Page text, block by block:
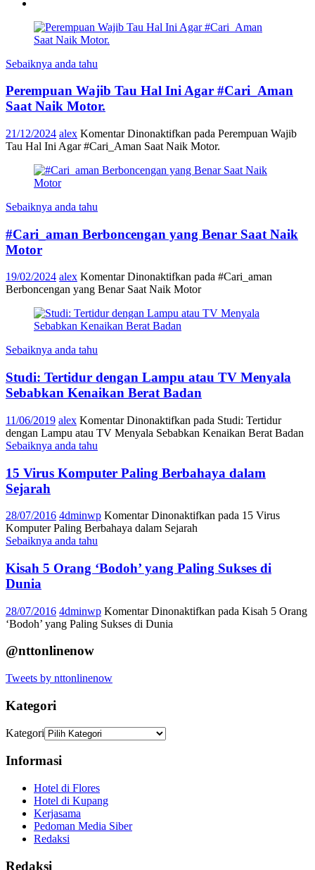
Sebaiknya anda tahu
Perempuan Wajib Tau Hal Ini Agar #Cari_Aman
Saat Naik Motor.
21/12/2024 alex Komentar Dinonaktifkan pada Perempuan Wajib
Tau Hal Ini Agar #Cari_Aman Saat Naik Motor.
Sebaiknya anda tahu
#Cari_aman Berboncengan yang Benar Saat Naik
Motor
19/02/2024 alex Komentar Dinonaktifkan pada #Cari_aman
Berboncengan yang Benar Saat Naik Motor
Sebaiknya anda tahu
Studi: Tertidur dengan Lampu atau TV Menyala
Sebabkan Kenaikan Berat Badan
11/06/2019 alex Komentar Dinonaktifkan pada Studi: Tertidur
dengan Lampu atau TV Menyala Sebabkan Kenaikan Berat Badan
Sebaiknya anda tahu
15 Virus Komputer Paling Berbahaya dalam
Sejarah
28/07/2016 4dminwp Komentar Dinonaktifkan pada 15 Virus
Komputer Paling Berbahaya dalam Sejarah
Sebaiknya anda tahu
Kisah 5 Orang ‘Bodoh’ yang Paling Sukses di
Dunia
28/07/2016 4dminwp Komentar Dinonaktifkan pada Kisah 5 Orang
‘Bodoh’ yang Paling Sukses di Dunia
@nttonlinenow
Tweets by nttonlinenow
Kategori
Kategori
Informasi
Hotel di Flores
Hotel di Kupang
Kerjasama
Pedoman Media Siber
Redaksi
Redaksi